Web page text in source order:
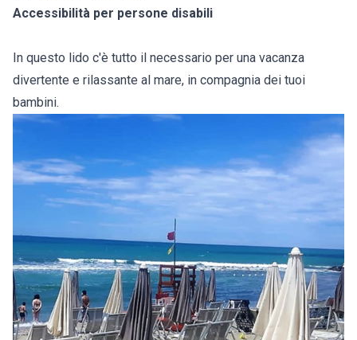
Accessibilità per persone disabili
In questo lido c'è tutto il necessario per una vacanza
divertente e rilassante al mare, in compagnia dei tuoi
bambini.